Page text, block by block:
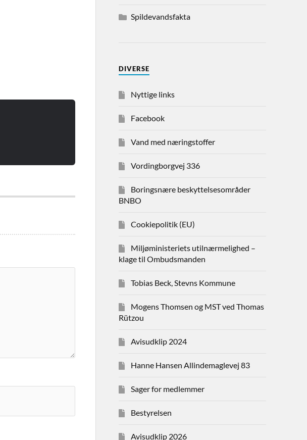
Spildevandsfakta
DIVERSE
Nyttige links
Facebook
Vand med næringstoffer
Vordingborgvej 336
Boringsnære beskyttelsesområder
BNBO
Cookiepolitik (EU)
Miljøministeriets utilnærmelighed –
klage til Ombudsmanden
Tobias Beck, Stevns Kommune
Mogens Thomsen og MST ved Thomas
Rützou
Avisudklip 2024
Hanne Hansen Allindemaglevej 83
Sager for medlemmer
Bestyrelsen
Avisudklip 2026